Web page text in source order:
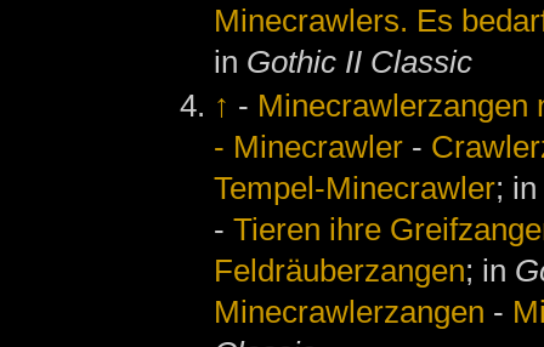
Minecrawlers. Es
in Gothic II Classic
↑ - Minecrawlerzangen
- Minecrawler -
Tempel-Minecrawler;
-Tieren ihre
Feldräuberzangen; in
Minecrawlerzangen -